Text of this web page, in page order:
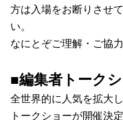
方は入場をお断りさせ
い。
なにとぞご理解・ご協
■編集者トーク
全世界的に人気を拡大
トークショーが開催決定